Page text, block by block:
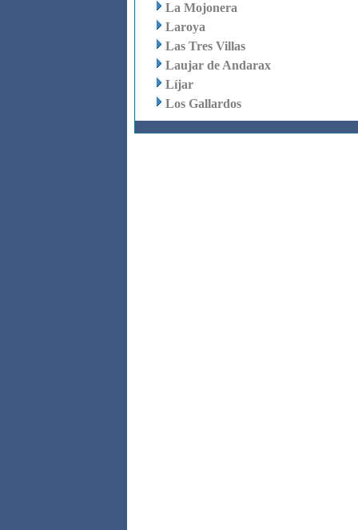
La Mojonera
Laroya
Las Tres Villas
Laujar de Andarax
Líjar
Los Gallardos